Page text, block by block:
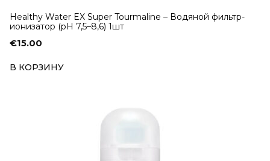
Healthy Water EX Super Tourmaline – Водяной фильтр-
ионизатор (pH 7,5–8,6) 1шт
€15.00
В КОРЗИНУ